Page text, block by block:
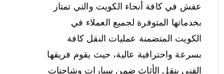
عفش في كافة أنحاء الكويت والتي تمتاز
بخدماتها المتوفرة لجميع العملاء في
الكويت المتضمنة عمليات النقل كافة
بسرعة واحترافية عالية، حيث يقوم فريقها
الفني بنقل الأثاث ضمن سيارات وشاحنات